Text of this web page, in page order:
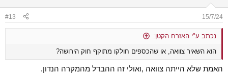
s
:
15/7/24
#13
נכתב ע"י האזרח הקטן:
הוא השאיר צוואה, או שהכספים חולקו מתוקף חוק הירושה?
האמת שלא הייתה צוואה ,ואולי זה ההבדל מהמקרה הנדון.